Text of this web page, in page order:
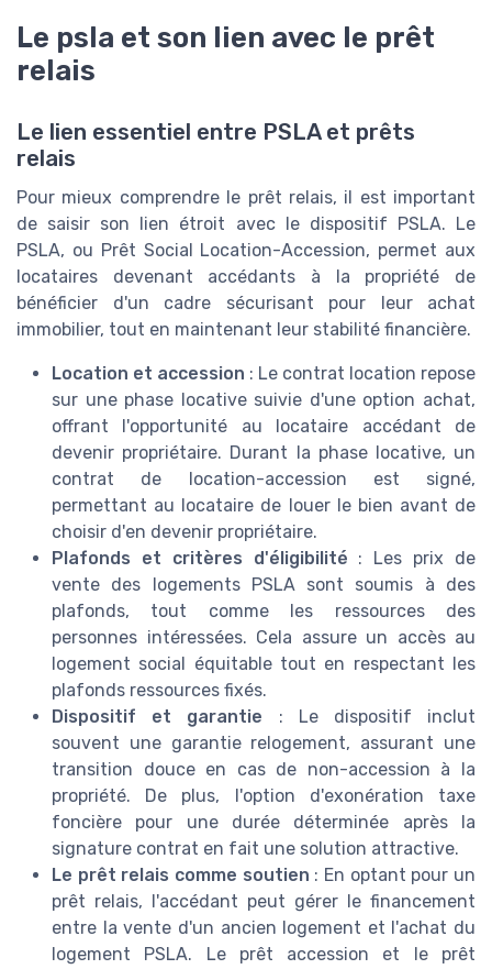
Le psla et son lien avec le prêt
relais
Le lien essentiel entre PSLA et prêts
relais
Pour mieux comprendre le prêt relais, il est important
de saisir son lien étroit avec le dispositif PSLA. Le
PSLA, ou Prêt Social Location-Accession, permet aux
locataires devenant accédants à la propriété de
bénéficier d'un cadre sécurisant pour leur achat
immobilier, tout en maintenant leur stabilité financière.
Location et accession : Le contrat location repose
sur une phase locative suivie d'une option achat,
offrant l'opportunité au locataire accédant de
devenir propriétaire. Durant la phase locative, un
contrat de location-accession est signé,
permettant au locataire de louer le bien avant de
choisir d'en devenir propriétaire.
Plafonds et critères d'éligibilité : Les prix de
vente des logements PSLA sont soumis à des
plafonds, tout comme les ressources des
personnes intéressées. Cela assure un accès au
logement social équitable tout en respectant les
plafonds ressources fixés.
Dispositif et garantie : Le dispositif inclut
souvent une garantie relogement, assurant une
transition douce en cas de non-accession à la
propriété. De plus, l'option d'exonération taxe
foncière pour une durée déterminée après la
signature contrat en fait une solution attractive.
Le prêt relais comme soutien : En optant pour un
prêt relais, l'accédant peut gérer le financement
entre la vente d'un ancien logement et l'achat du
logement PSLA. Le prêt accession et le prêt